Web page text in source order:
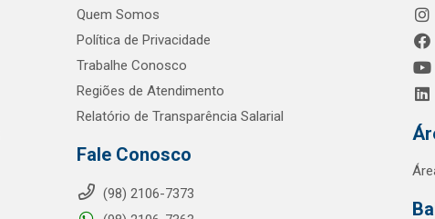
Quem Somos
Política de Privacidade
Trabalhe Conosco
Regiões de Atendimento
Relatório de Transparência Salarial
Fale Conosco
(98) 2106-7373